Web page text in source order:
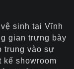
sinh tại Vĩnh
gian trưng bày
trung vào sự
kế showroom